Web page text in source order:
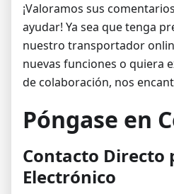
¡Valoramos sus
ayudar! Ya sea que tenga
nuestro transportador
nuevas funciones o quiera
de colaboración, nos
Póngase en
Contacto Directo
Electrónico